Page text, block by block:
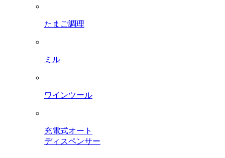
たまご調理
ミル
ワインツール
充電式オート
ディスペンサー